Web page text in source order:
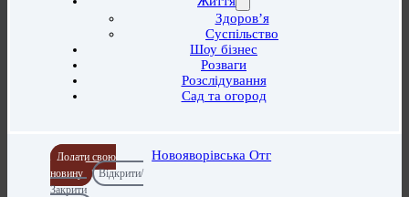
Здоров’я
Суспільство
Шоу бізнес
Розваги
Розслідування
Сад та огород
Додати свою
новину
Відкрити/
Закрити
Новояворівська Отг